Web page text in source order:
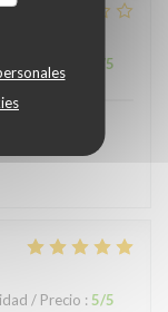
/ Precio /5
avec du
/ Precio : 5/5